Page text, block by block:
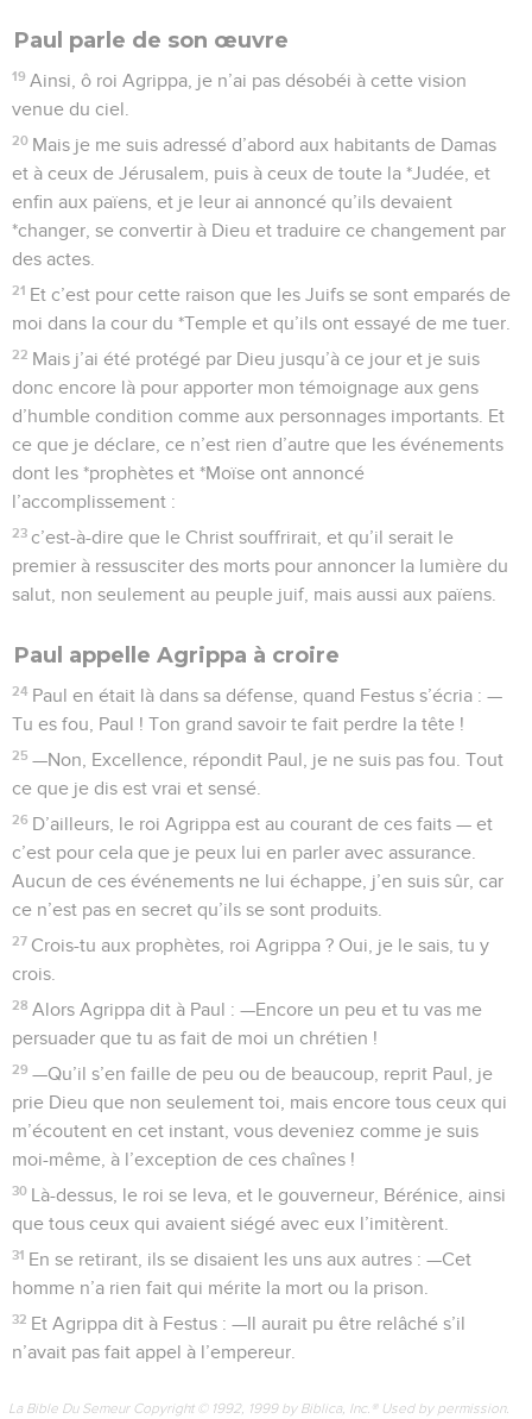
Paul parle de son œuvre
19 Ainsi, ô roi Agrippa, je n’ai pas désobéi à cette vision
venue du ciel.
20 Mais je me suis adressé d’abord aux habitants de Damas
et à ceux de Jérusalem, puis à ceux de toute la *Judée, et
enfin aux païens, et je leur ai annoncé qu’ils devaient
*changer, se convertir à Dieu et traduire ce changement par
des actes.
21 Et c’est pour cette raison que les Juifs se sont emparés de
moi dans la cour du *Temple et qu’ils ont essayé de me tuer.
22 Mais j’ai été protégé par Dieu jusqu’à ce jour et je suis
donc encore là pour apporter mon témoignage aux gens
d’humble condition comme aux personnages importants. Et
ce que je déclare, ce n’est rien d’autre que les événements
dont les *prophètes et *Moïse ont annoncé
l’accomplissement :
23 c’est-à-dire que le Christ souffrirait, et qu’il serait le
premier à ressusciter des morts pour annoncer la lumière du
salut, non seulement au peuple juif, mais aussi aux païens.
Paul appelle Agrippa à croire
24 Paul en était là dans sa défense, quand Festus s’écria : —
Tu es fou, Paul ! Ton grand savoir te fait perdre la tête !
25 —Non, Excellence, répondit Paul, je ne suis pas fou. Tout
ce que je dis est vrai et sensé.
26 D’ailleurs, le roi Agrippa est au courant de ces faits — et
c’est pour cela que je peux lui en parler avec assurance.
Aucun de ces événements ne lui échappe, j’en suis sûr, car
ce n’est pas en secret qu’ils se sont produits.
27 Crois-tu aux prophètes, roi Agrippa ? Oui, je le sais, tu y
crois.
28 Alors Agrippa dit à Paul : —Encore un peu et tu vas me
persuader que tu as fait de moi un chrétien !
29 —Qu’il s’en faille de peu ou de beaucoup, reprit Paul, je
prie Dieu que non seulement toi, mais encore tous ceux qui
m’écoutent en cet instant, vous deveniez comme je suis
moi-même, à l’exception de ces chaînes !
30 Là-dessus, le roi se leva, et le gouverneur, Bérénice, ainsi
que tous ceux qui avaient siégé avec eux l’imitèrent.
31 En se retirant, ils se disaient les uns aux autres : —Cet
homme n’a rien fait qui mérite la mort ou la prison.
32 Et Agrippa dit à Festus : —Il aurait pu être relâché s’il
n’avait pas fait appel à l’empereur.
La Bible Du Semeur Copyright © 1992, 1999 by Biblica, Inc.® Used by permission.